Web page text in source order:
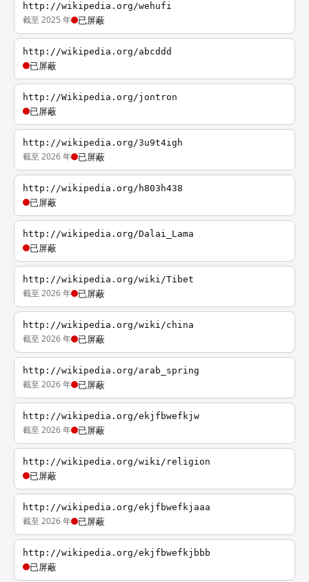
http://wikipedia.org/wehufi
截至 2025 年 已屏蔽
http://wikipedia.org/abcddd
已屏蔽
http://Wikipedia.org/jontron
已屏蔽
http://wikipedia.org/3u9t4igh
截至 2026 年 已屏蔽
http://wikipedia.org/h803h438
已屏蔽
http://wikipedia.org/Dalai_Lama
已屏蔽
http://wikipedia.org/wiki/Tibet
截至 2026 年 已屏蔽
http://wikipedia.org/wiki/china
截至 2026 年 已屏蔽
http://wikipedia.org/arab_spring
截至 2026 年 已屏蔽
http://wikipedia.org/ekjfbwefkjw
截至 2026 年 已屏蔽
http://wikipedia.org/wiki/religion
已屏蔽
http://wikipedia.org/ekjfbwefkjaaa
截至 2026 年 已屏蔽
http://wikipedia.org/ekjfbwefkjbbb
已屏蔽